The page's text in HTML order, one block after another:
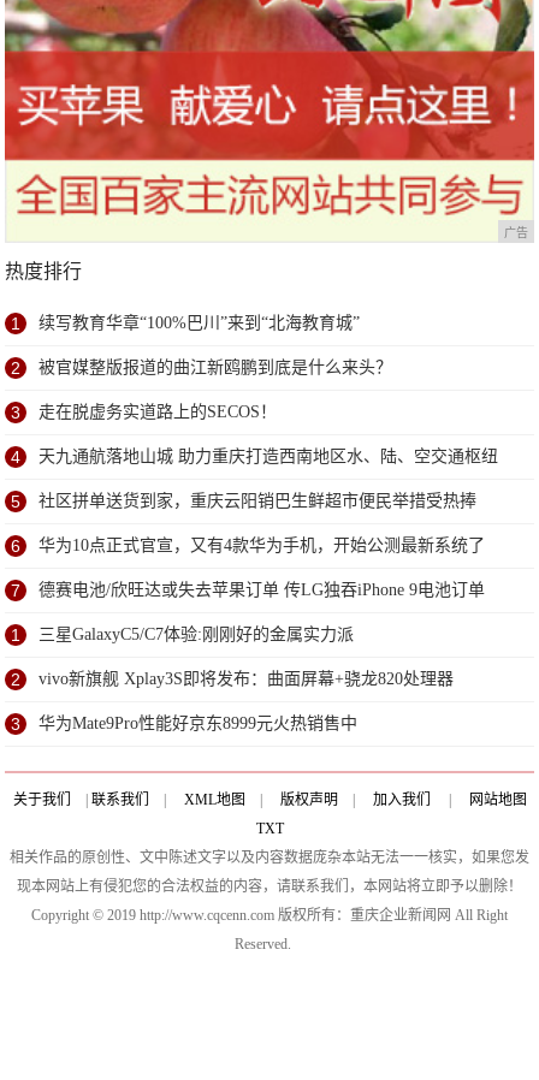
广告
热度排行
1 续写教育华章“100%巴川”来到“北海教育城”
2 被官媒整版报道的曲江新鸥鹏到底是什么来头？
3 走在脱虚务实道路上的SECOS！
4 天九通航落地山城 助力重庆打造西南地区水、陆、空交通枢纽
5 社区拼单送货到家，重庆云阳销巴生鲜超市便民举措受热捧
6 华为10点正式官宣，又有4款华为手机，开始公测最新系统了
7 德赛电池/欣旺达或失去苹果订单 传LG独吞iPhone 9电池订单
1 三星GalaxyC5/C7体验:刚刚好的金属实力派
2 vivo新旗舰 Xplay3S即将发布：曲面屏幕+骁龙820处理器
3 华为Mate9Pro性能好京东8999元火热销售中
关于我们 联系我们 XML地图 版权声明 加入我们
网站地图
TXT
相关作品的原创性、文中陈述文字以及内容数据庞杂本站无法一一核实，如果您发
现本网站上有侵犯您的合法权益的内容，请联系我们，本网站将立即予以删除！
Copyright © 2019 http://www.cqcenn.com 版权所有：重庆企业新闻网 All Right
Reserved.